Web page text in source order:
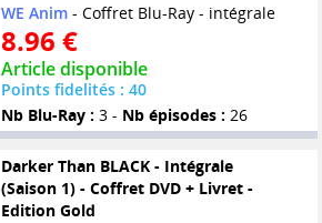
WE Anim- Coffret Blu-Ray - intégrale
8.96 €
Article disponible
Points fidelités : 40
Nb Blu-Ray : 3 - Nb épisodes : 26
Darker Than BLACK - Intégrale
(Saison 1) - Coffret DVD + Livret -
Edition Gold